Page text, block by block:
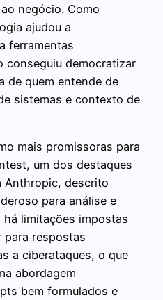
negócio. Como
ajudou a
ferramentas
conseguiu democratizar
de quem entende de
sistemas e contexto de
mais promissoras para
um dos destaques
Anthropic, descrito
para análise e
limitações impostas
respostas
a ciberataques, o que
abordagem
bem formulados e